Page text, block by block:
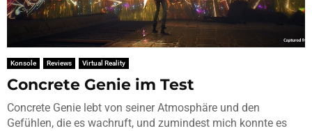
Konsole Reviews Virtual Reality
Concrete Genie im Test
Concrete Genie lebt von seiner Atmosphäre und den
Gefühlen, die es wachruft, und zumindest mich konnte es